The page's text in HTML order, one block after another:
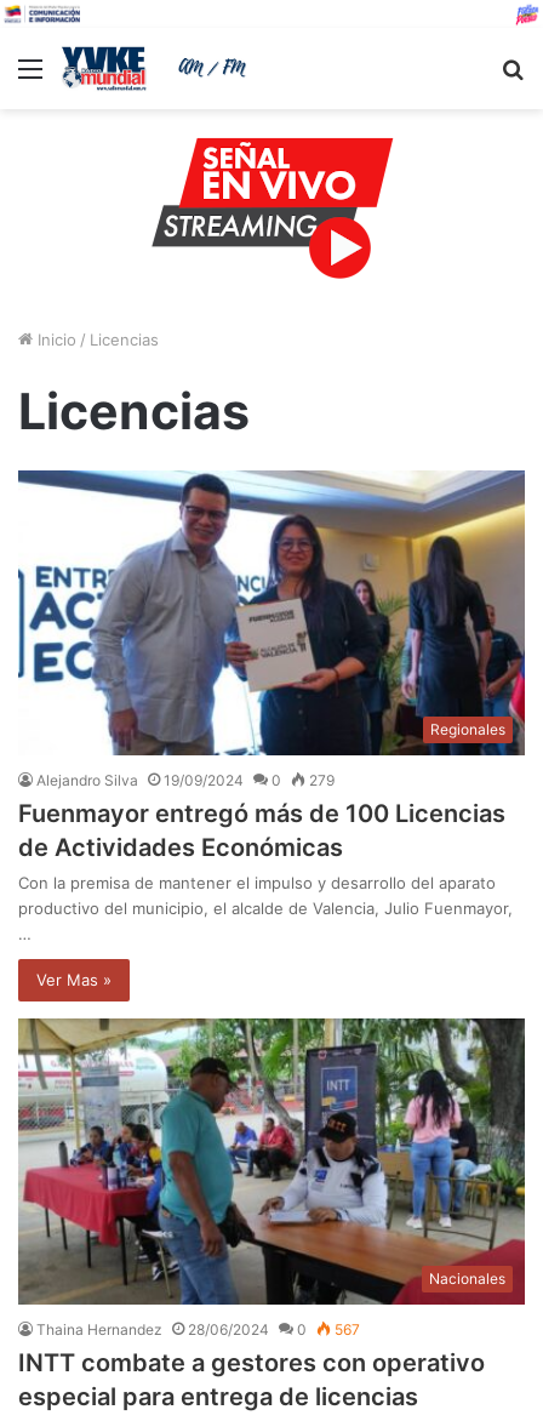
Menu
Inicio / Licencias
Licencias
Regionales
Alejandro Silva 19/09/2024 0 279
Fuenmayor entregó más de 100 Licencias
de Actividades Económicas
Con la premisa de mantener el impulso y desarrollo del aparato
productivo del municipio, el alcalde de Valencia, Julio Fuenmayor,
…
Ver Mas »
Nacionales
Thaina Hernandez 28/06/2024 0 567
INTT combate a gestores con operativo
especial para entrega de licencias